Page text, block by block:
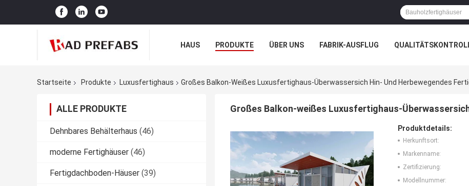
HAUS PRODUKTE ÜBER UNS FABRIK-AUSFLUG
Startseite
Produkte Luxusfertighaus Großes Balkon-Weißes Luxusfertighaus-Überwassersich Hin- Und Herbewegendes
ALLE PRODUKTE
Dehnbares Behälterhaus (46)
moderne Fertighäuser (46)
Fertigdachboden-Häuser (39)
Großes Balkon-weißes Luxusfertighaus-
Produktdetails:
Herkunftsort:
Markenname:
Zertifizierung:
Modellnummer: